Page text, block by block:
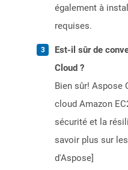
également à
requises.
Est-il sûr de
Cloud ?
Bien sûr! Aspose
cloud Amazon
sécurité et la
savoir plus sur
d'Aspose]